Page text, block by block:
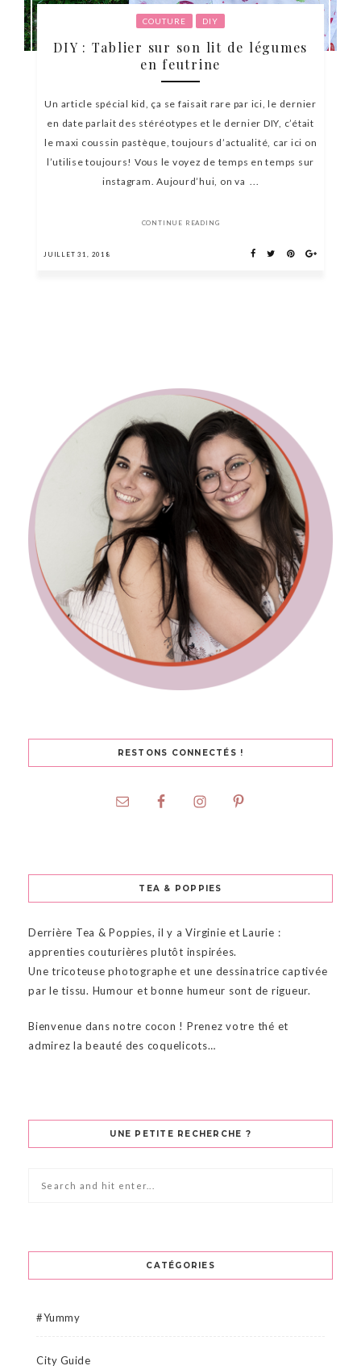
COUTURE DIY
DIY : Tablier sur son lit de légumes
en feutrine
Un article spécial kid, ça se faisait rare par ici, le dernier
en date parlait des stéréotypes et le dernier DIY, c’était
le maxi coussin pastèque, toujours d’actualité, car ici on
l’utilise toujours! Vous le voyez de temps en temps sur
instagram. Aujourd’hui, on va ...
CONTINUE READING
JUILLET 31, 2018
RESTONS CONNECTÉS !
TEA & POPPIES
Derrière Tea & Poppies, il y a Virginie et Laurie :
apprenties couturières plutôt inspirées.
Une tricoteuse photographe et une dessinatrice captivée
par le tissu. Humour et bonne humeur sont de rigueur.
Bienvenue dans notre cocon ! Prenez votre thé et
admirez la beauté des coquelicots…
UNE PETITE RECHERCHE ?
CATÉGORIES
#Yummy
City Guide